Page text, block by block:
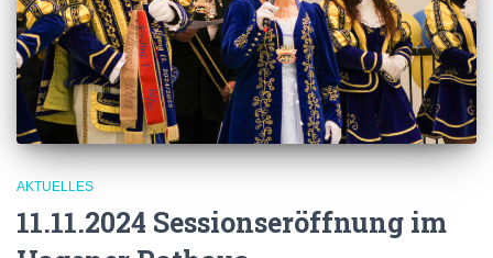
AKTUELLES
11.11.2024 Sessionseröffnung im